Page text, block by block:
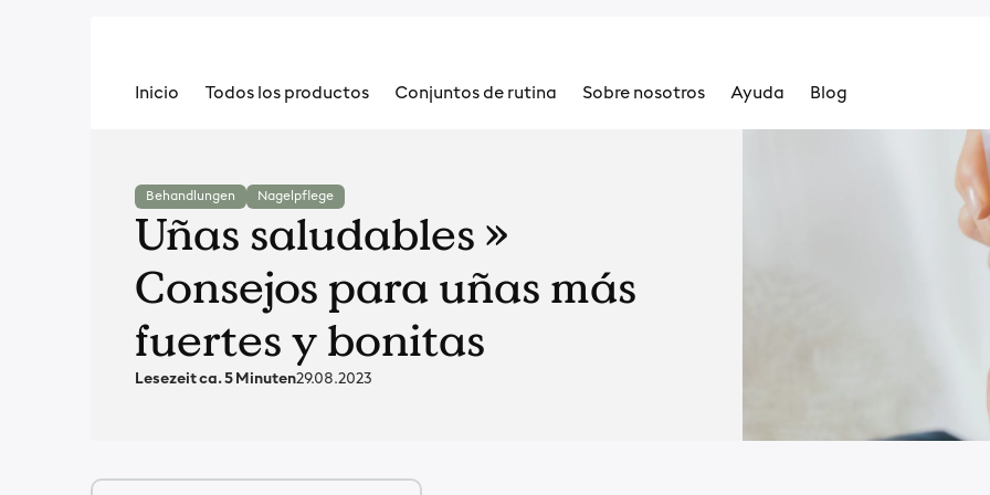
Inicio Todos los productos Conjuntos de rutina Sobre nosotros Ayuda Blog
Behandlungen Nagelpflege
Uñas saludables »
Consejos para uñas más
fuertes y bonitas
Lesezeit ca. 5 Minuten29.08.2023